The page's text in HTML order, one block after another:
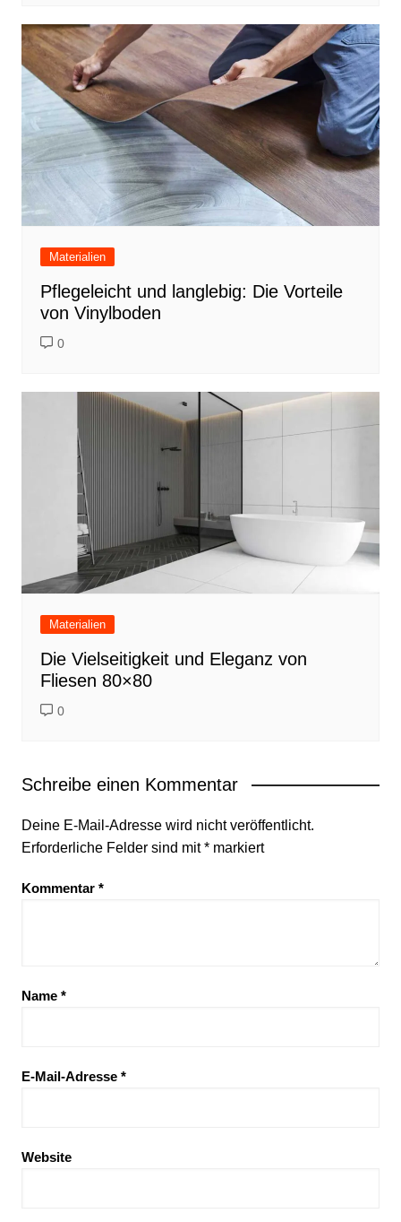
Materialien
Pflegeleicht und langlebig: Die Vorteile
von Vinylboden
0
Materialien
Die Vielseitigkeit und Eleganz von
Fliesen 80×80
0
Schreibe einen Kommentar
Deine E-Mail-Adresse wird nicht veröffentlicht.
Erforderliche Felder sind mit*markiert
Kommentar *
Name *
E-Mail-Adresse *
Website